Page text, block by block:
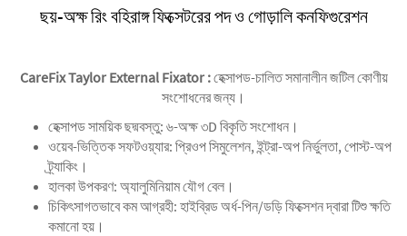
ছয়-অক্ষ রিং বহিরাঙ্গ ফিক্সেটরের পদ ও গোড়ালি কনফিগুরেশন
CareFix Taylor External Fixator :হেক্সাপড-চালিত সমানালীন জটিল কোণীয়
সংশোধনের জন্য।‌
‌হেক্সাপড সাময়িক ছদ্মবস্তু‌: ৬-অক্ষ ৩D বিকৃতি সংশোধন।
‌ওয়েব-ভিত্তিক সফটওয়্যার‌: প্রিওপ সিমুলেশন, ইন্ট্রা-অপ নির্ভুলতা, পোস্ট-অপ
ট্র্যাকিং।
‌হালকা উপকরণ‌: অ্যালুমিনিয়াম যৌগ বেল।
‌চিকিৎসাগতভাবে কম আগ্রহী‌: হাইব্রিড অর্ধ-পিন/ডড়ি ফিক্সেশন দ্বারা টিশু ক্ষতি
কমানো হয়।